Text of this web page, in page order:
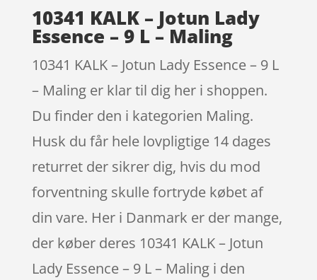
10341 KALK – Jotun Lady
Essence – 9 L – Maling
10341 KALK – Jotun Lady Essence – 9 L
– Maling er klar til dig her i shoppen.
Du finder den i kategorien Maling.
Husk du får hele lovpligtige 14 dages
returret der sikrer dig, hvis du mod
forventning skulle fortryde købet af
din vare. Her i Danmark er der mange,
der køber deres 10341 KALK – Jotun
Lady Essence – 9 L – Maling i den